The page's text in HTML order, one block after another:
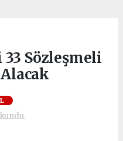
Sözleşmeli